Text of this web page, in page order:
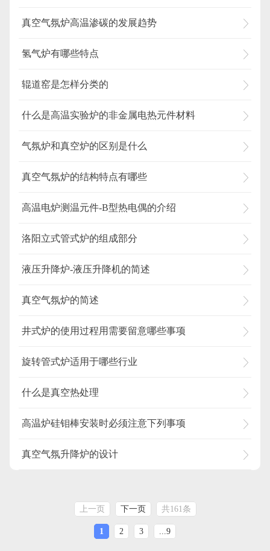
真空气氛炉高温渗碳的发展趋势
氢气炉有哪些特点
辊道窑是怎样分类的
什么是高温实验炉的非金属电热元件材料
气氛炉和真空炉的区别是什么
真空气氛炉的结构特点有哪些
高温电炉测温元件-B型热电偶的介绍
洛阳立式管式炉的组成部分
液压升降炉-液压升降机的简述
真空气氛炉的简述
井式炉的使用过程用需要留意哪些事项
旋转管式炉适用于哪些行业
什么是真空热处理
高温炉硅钼棒安装时必须注意下列事项
真空气氛升降炉的设计
上一页 下一页 共161条
1 2 3 ...9